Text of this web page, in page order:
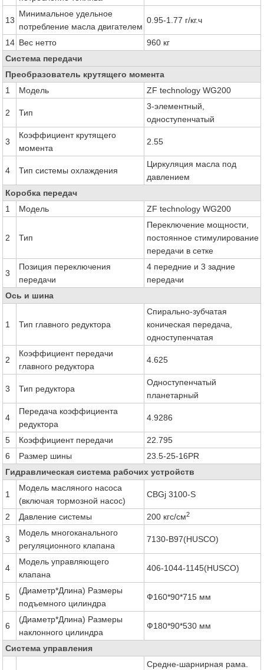
13
Минимальное удельное
потребление масла двигателем
0.95-1.77 г/кг.ч
14 Вес нетто
960 кг
Система передачи
Преобразователь крутящего момента
1
Модель ZF technology WG200
2 Тип
3-элементный,
одноступенчатый
3
Коэффициент крутящего
момента
2.55
4 Тип системы охлаждения
Циркуляция масла под
давлением
Коробка передач
1
Модель ZF technology WG200
2 Тип
Переключение мощности,
постоянное стимулирование
передачи в сетке
3
Позиция переключения
передачи
4 передние и 3 задние
передачи
Ось и шина
1 Тип главного редуктора
Спирально-зубчатая
коническая передача,
одноступенчатая
2
Коэффициент передачи
главного редуктора
4.625
3 Тип редуктора
Одноступенчатый
планетарный
4
Передача коэффициента
редуктора
4.9286
5 Коэффициент передачи
22.795
6
Размер шины
23.5-25-16PR
Гидравлическая система рабочих устройств
1
Модель масляного насоса
(включая тормозной насос)
CBGj 3100-S
2 Давление системы 200 кгс/см2
3
Модель многоканального
регуляционного клапана
7130-B97(HUSCO)
4
Модель управляющего
клапана
406-1044-1145(HUSCO)
5
(Диаметр*Длина) Размеры
подъемного цилиндра
Ф160*90*715 мм
6
(Диаметр*Длина) Размеры
наклонного цилиндра
Ф180*90*530 мм
Система управления
Средне-шарнирная рама.